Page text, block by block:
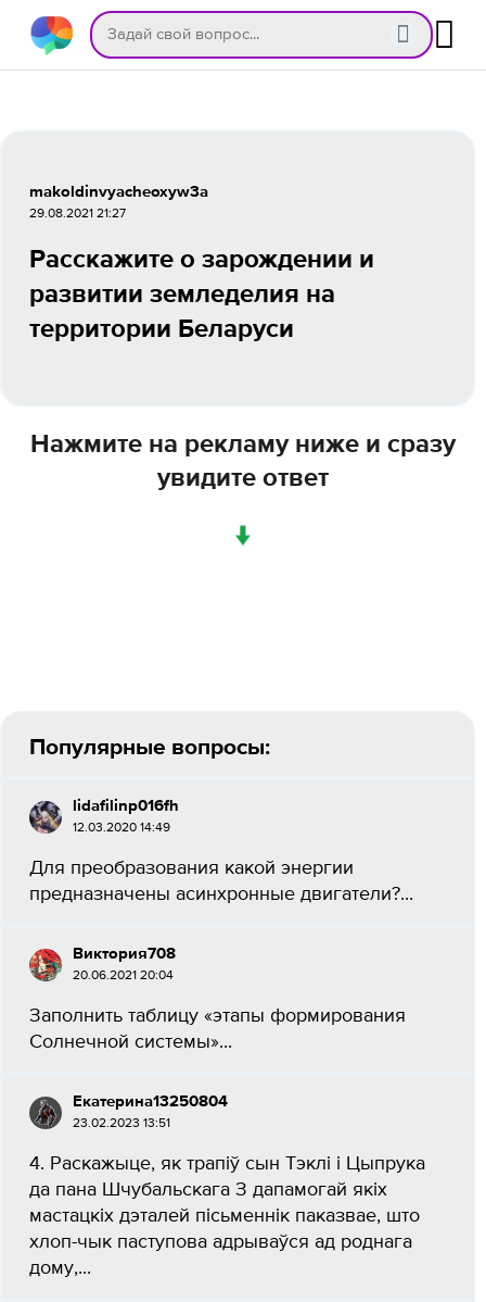
makoldinvyacheoxyw3a
29.08.2021 21:27
Расскажите о зарождении и
развитии земледелия на
территории Беларуси
Нажмите на рекламу ниже и сразу
увидите ответ
↓
Популярные вопросы:
lidafilinp016fh
12.03.2020 14:49
Для преобразования какой энергии
предназначены асинхронные двигатели?...
Виктория708
20.06.2021 20:04
Заполнить таблицу «этапы формирования
Солнечной системы»...
Екатерина13250804
23.02.2023 13:51
4. Раскажыце, як трапіў сын Тэклі і Цыпрука
да пана Шчубальскага З дапамогай якіх
мастацкіх дэталей пісьменнік паказвае, што
хлоп-чык паступова адрываўся ад роднага
дому,...